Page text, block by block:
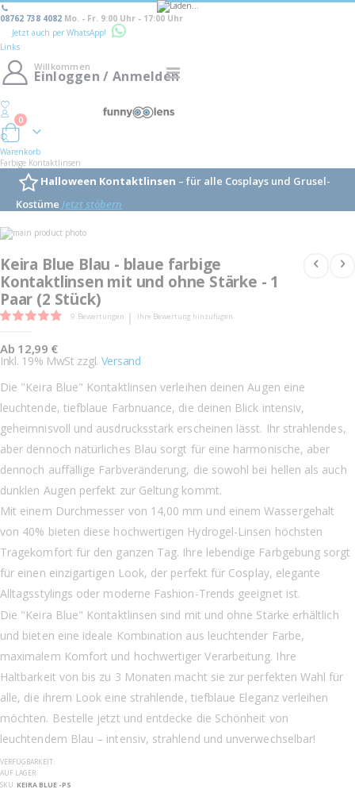
08762 738 4082 Mo. - Fr. 9:00 Uhr - 17:00 Uhr
Jetzt auch per WhatsApp!
Links
Navigation
Willkommen
Einloggen / Anmelden
Warenkorb
0
Warenkorb
Farbige Kontaktlinsen
Halloween Kontaktlinsen – für alle Cosplays und Grusel-
Kostüme Jetzt stöbern
Skip
to
end
of
the
images
gallery
the
beginning
of
the
images
gallery
Keira Blue Blau - blaue farbige
Kontaktlinsen mit und ohne Stärke - 1
Paar (2 Stück)
Bewertung: 9 Bewertungen Ihre Bewertung hinzufügen
Ab 12,99 €
Inkl. 19% MwSt zzgl. Versand
Die "Keira Blue" Kontaktlinsen verleihen deinen Augen eine
leuchtende, tiefblaue Farbnuance, die deinen Blick intensiv,
geheimnisvoll und ausdrucksstark erscheinen lässt. Ihr strahlendes,
aber dennoch natürliches Blau sorgt für eine harmonische, aber
dennoch auffällige Farbveränderung, die sowohl bei hellen als auch
dunklen Augen perfekt zur Geltung kommt.
Mit einem Durchmesser von 14,00 mm und einem Wassergehalt
von 40% bieten diese hochwertigen Hydrogel-Linsen höchsten
Tragekomfort für den ganzen Tag. Ihre lebendige Farbgebung sorgt
für einen einzigartigen Look, der perfekt für Cosplay, elegante
Alltagsstylings oder moderne Fashion-Trends geeignet ist.
Die "Keira Blue" Kontaktlinsen sind mit und ohne Stärke erhältlich
und bieten eine ideale Kombination aus leuchtender Farbe,
maximalem Komfort und hochwertiger Verarbeitung. Ihre
Haltbarkeit von bis zu 3 Monaten macht sie zur perfekten Wahl für
alle, die ihrem Look eine strahlende, tiefblaue Eleganz verleihen
möchten. Bestelle jetzt und entdecke die Schönheit von
leuchtendem Blau – intensiv, strahlend und unverwechselbar!
VERFÜGBARKEIT:
AUF LAGER
SKU KEIRA BLUE -PS